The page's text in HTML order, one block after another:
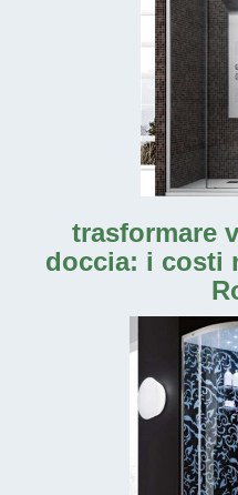
trasformare
doccia: i costi